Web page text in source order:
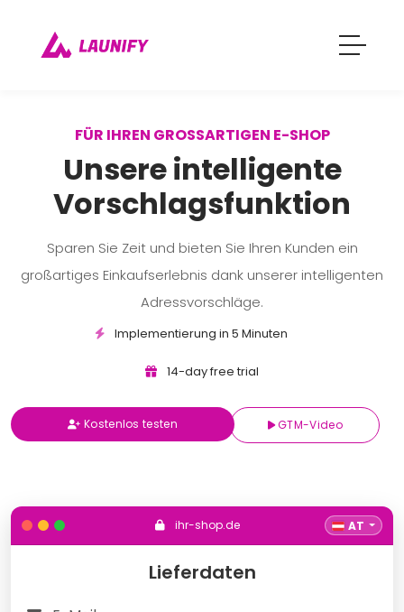
FÜR IHREN GROSSARTIGEN E-SHOP
Unsere intelligente
Vorschlagsfunktion
Sparen Sie Zeit und bieten Sie Ihren Kunden ein
großartiges Einkaufserlebnis dank unserer intelligenten
Adressvorschläge.
Implementierung in 5 Minuten
14-day free trial
Kostenlos testen GTM-Video
ihr-shop.de AT
Lieferdaten